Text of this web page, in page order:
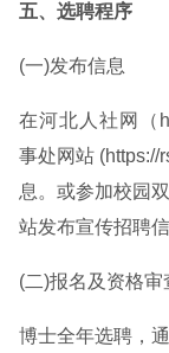
五、选聘程序
(一)发布信息
在河北人社网（
事处网站 (https://
息。或参加校园
站发布宣传招聘信
(二)报名及资格审
博士全年选聘，